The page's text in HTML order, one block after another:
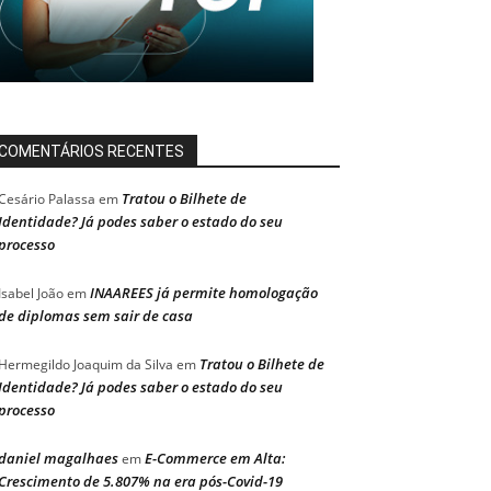
RECENTES
Palassa em Tratou o Bilhete de
Já podes saber o estado do seu
JoãoemINAAREES já permite homologação
diplomas sem sair de casa
Joaquim da Silva em Tratou o Bilhete de
Já podes saber o estado do seu
magalhaesemE-Commerce em Alta:
de 5.807% na era pós-Covid-19